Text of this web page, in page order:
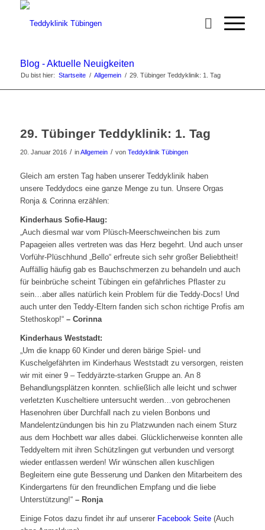
Blog - Aktuelle Neuigkeiten
Du bist hier: Startseite / Allgemein / 29. Tübinger Teddyklinik: 1. Tag
29. Tübinger Teddyklinik: 1. Tag
20. Januar 2016 / inAllgemein / von Teddyklinik Tübingen
Gleich am ersten Tag haben unserer Teddyklinik haben
unsere Teddydocs eine ganze Menge zu tun. Unsere Orgas
Ronja & Corinna erzählen:
Kinderhaus Sofie-Haug:
„Auch diesmal war vom Plüsch-Meerschweinchen bis zum
Papageien alles vertreten was das Herz begehrt. Und auch unser
Vorführ-Plüschhund „Bello“ erfreute sich sehr großer Beliebtheit!
Auffällig häufig gab es Bauchschmerzen zu behandeln und auch
für beinbrüche scheint Tübingen ein gefährliches Pflaster zu
sein…aber alles natürlich kein Problem für die Teddy-Docs! Und
auch unter den Teddy-Eltern fanden sich schon richtige Profis am
Stethoskop!“ – Corinna
Kinderhaus Weststadt:
„Um die knapp 60 Kinder und deren bärige Spiel- und
Kuschelgefährten im Kinderhaus Weststadt zu versorgen, reisten
wir mit einer 9 – Teddyärzte-starken Gruppe an. An 8
Behandlungsplätzen konnten. schließlich alle leicht und schwer
verletzten Kuscheltiere untersucht werden…von gebrochenen
Hasenohren über Durchfall nach zu vielen Bonbons und
Mandelentzündungen bis hin zu Platzwunden nach einem Sturz
aus dem Hochbett war alles dabei. Glücklicherweise konnten alle
Teddyeltern mit ihren Schützlingen gut verbunden und versorgt
wieder entlassen werden! Wir wünschen allen kuschligen
Begleitern eine gute Besserung und Danken den Mitarbeitern des
Kindergartens für den freundlichen Empfang und die liebe
Unterstützung!“– Ronja
Einige Fotos dazu findet ihr auf unserer Facebook Seite(Auch